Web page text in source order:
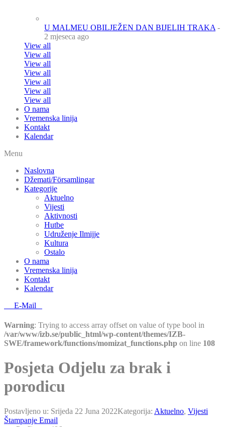
U MALMEU OBILJEŽEN DAN BIJELIH TRAKA -
2 mjeseca ago
View all
View all
View all
View all
View all
View all
View all
O nama
Vremenska linija
Kontakt
Kalendar
Menu
Naslovna
Džemati/Församlingar
Kategorije
Aktuelno
Vijesti
Aktivnosti
Hutbe
Udruženje Ilmijje
Kultura
Ostalo
O nama
Vremenska linija
Kontakt
Kalendar
E-Mail
Warning: Trying to access array offset on value of type bool in
/var/www/izb.se/public_html/wp-content/themes/IZB-
SWE/framework/functions/momizat_functions.php on line 108
Posjeta Odjelu za brak i
porodicu
Postavljeno u: Srijeda 22 Juna 2022Kategorija: Aktuelno, Vijesti
Štampanje Email